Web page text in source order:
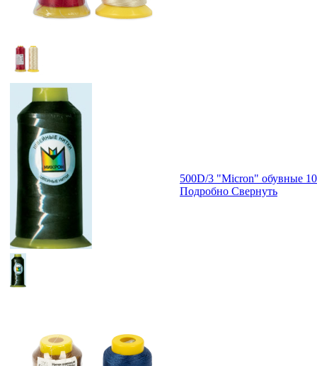
500D/3 "Micron" обувные
Подробно Свернуть